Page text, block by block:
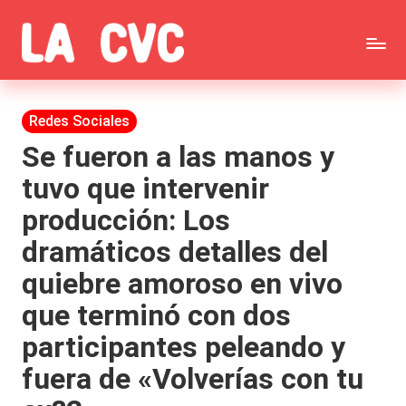
Saltar
al
contenido
C
o
p
u
c
h
a
s
y
F
ar
Todas
las
noticias
de
la
farándula,
Realitys,
Tierra
Brava,
Gran
Publicada
en
Redes Sociales
Se fueron a las manos y
tuvo que intervenir
producción: Los
dramáticos detalles del
quiebre amoroso en vivo
que terminó con dos
participantes peleando y
fuera de «Volverías con tu